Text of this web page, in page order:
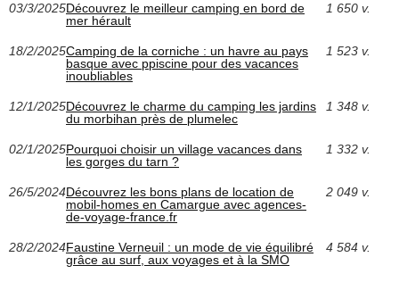
03/3/2025Découvrez le meilleur camping en bord de
mer hérault
1 650 v.
18/2/2025Camping de la corniche : un havre au pays
basque avec ppiscine pour des vacances
inoubliables
1 523 v.
12/1/2025Découvrez le charme du camping les jardins
du morbihan près de plumelec
1 348 v.
02/1/2025Pourquoi choisir un village vacances dans
les gorges du tarn ?
1 332 v.
26/5/2024Découvrez les bons plans de location de
mobil-homes en Camargue avec agences-
de-voyage-france.fr
2 049 v.
28/2/2024Faustine Verneuil : un mode de vie équilibré
grâce au surf, aux voyages et à la SMO
4 584 v.